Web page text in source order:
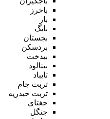
باخرز
بار
بایگ
بجستان
بردسکن
بیدخت
بینالود
تایباد
تربت جام
تربت حیدریه
جغتای
جنگل